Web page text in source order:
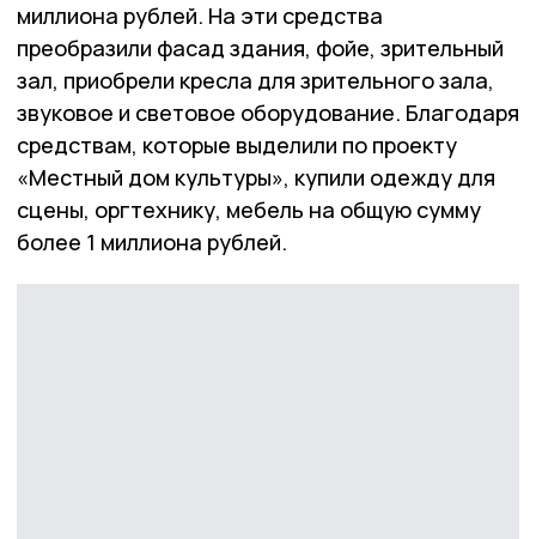
миллиона рублей. На эти средства
преобразили фасад здания, фойе, зрительный
зал, приобрели кресла для зрительного зала,
звуковое и световое оборудование. Благодаря
средствам, которые выделили по проекту
«Местный дом культуры», купили одежду для
сцены, оргтехнику, мебель на общую сумму
более 1 миллиона рублей.